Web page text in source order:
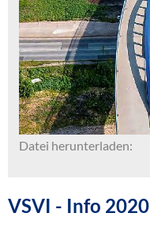
Datei herunterladen:
VSVI - Info 2020